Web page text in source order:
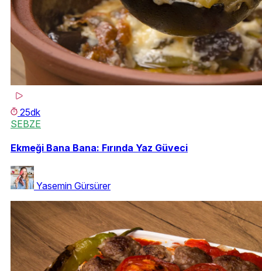
25dk
SEBZE
Ekmeği Bana Bana: Fırında Yaz Güveci
Yasemin Gürsürer